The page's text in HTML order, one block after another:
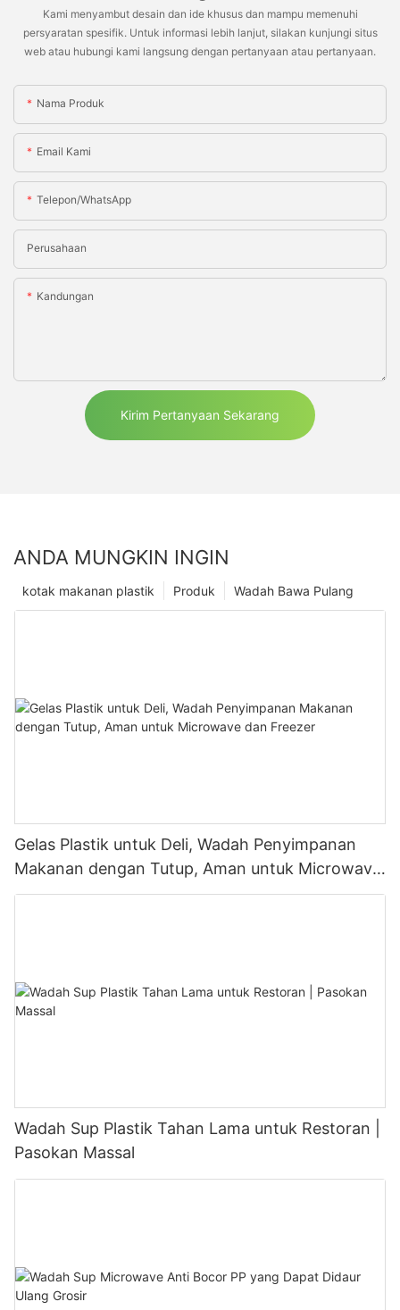
Kami menyambut desain dan ide khusus dan mampu memenuhi
persyaratan spesifik. Untuk informasi lebih lanjut, silakan kunjungi situs
web atau hubungi kami langsung dengan pertanyaan atau pertanyaan.
Nama Produk
Email Kami
Telepon/WhatsApp
Perusahaan
Kandungan
Kirim Pertanyaan Sekarang
ANDA MUNGKIN INGIN
Wadah Bawa Pulang
Produk
kotak makanan plastik
Gelas Plastik untuk Deli, Wadah Penyimpanan
Makanan dengan Tutup, Aman untuk Microwave
dan Freezer
Wadah Sup Plastik Tahan Lama untuk Restoran |
Pasokan Massal